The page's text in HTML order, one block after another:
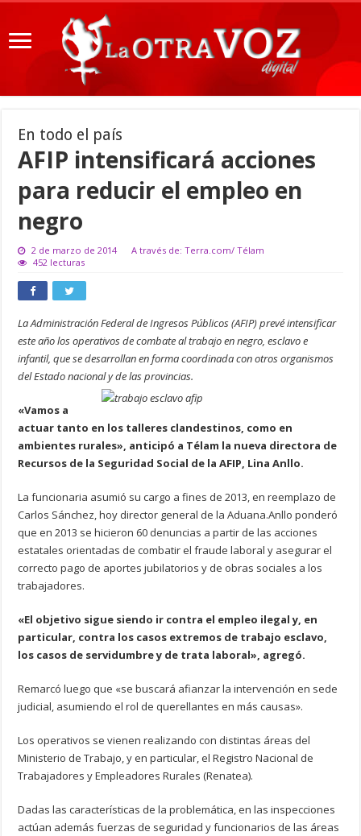
En todo el país
AFIP intensificará acciones
para reducir el empleo en
negro
2 de marzo de 2014
A través de: Terra.com/ Télam
452 lecturas
La Administración Federal de Ingresos Públicos (AFIP) prevé intensificar
este año los operativos de combate al trabajo en negro, esclavo e
infantil, que se desarrollan en forma coordinada con otros organismos
del Estado nacional y de las provincias.
«Vamos a
actuar tanto en los talleres clandestinos, como en
ambientes rurales», anticipó a Télam la nueva directora de
Recursos de la Seguridad Social de la AFIP, Lina Anllo.
La funcionaria asumió su cargo a fines de 2013, en reemplazo de
Carlos Sánchez, hoy director general de la Aduana.Anllo ponderó
que en 2013 se hicieron 60 denuncias a partir de las acciones
estatales orientadas de combatir el fraude laboral y asegurar el
correcto pago de aportes jubilatorios y de obras sociales a los
trabajadores.
«El objetivo sigue siendo ir contra el empleo ilegal y, en
particular, contra los casos extremos de trabajo esclavo,
los casos de servidumbre y de trata laboral», agregó.
Remarcó luego que «se buscará afianzar la intervención en sede
judicial, asumiendo el rol de querellantes en más causas».
Los operativos se vienen realizando con distintas áreas del
Ministerio de Trabajo, y en particular, el Registro Nacional de
Trabajadores y Empleadores Rurales (Renatea).
Dadas las características de la problemática, en las inspecciones
actúan además fuerzas de seguridad y funcionarios de las áreas